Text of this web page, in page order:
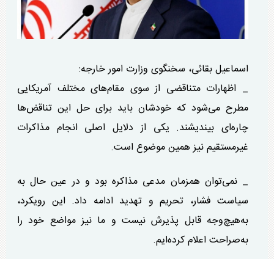
اسماعیل بقائی، سخنگوی وزارت امور خارجه:
_ اظهارات متناقضی از سوی مقام‌های مختلف آمریکایی
مطرح می‌شود که خودشان باید برای حل این تناقض‌ها
چاره‌ای بیندیشند. یکی از دلایل اصلی انجام مذاکرات
غیرمستقیم نیز همین موضوع است.
_ نمی‌توان همزمان مدعی مذاکره بود و در عین حال به
سیاست فشار، تحریم و تهدید ادامه داد. این رویکرد،
به‌هیچ‌وجه قابل پذیرش نیست و ما نیز مواضع خود را
به‌صراحت اعلام کرده‌ایم.